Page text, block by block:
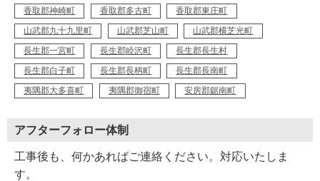
香取郡神崎町
香取郡多古町
香取郡東庄町
山武郡九十九里町
山武郡芝山町
山武郡横芝光町
長生郡一宮町
長生郡睦沢町
長生郡長生村
長生郡白子町
長生郡長柄町
長生郡長南町
夷隅郡大多喜町
夷隅郡御宿町 安房郡鋸南町
アフターフォロー体制
工事後も、何かあればご連絡ください。対応いたしま
す。